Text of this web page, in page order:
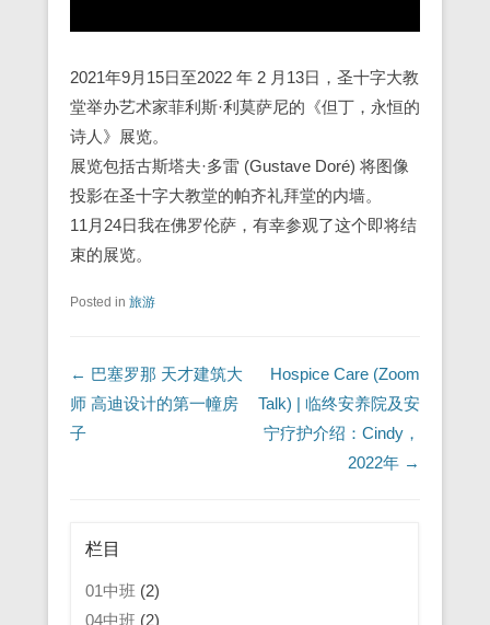
2021年9月15日至2022 年 2 月13日，圣十字大教
堂举办艺术家菲利斯·利莫萨尼的《但丁，永恒的
诗人》展览。
展览包括古斯塔夫·多雷 (Gustave Doré) 将图像
投影在圣十字大教堂的帕齐礼拜堂的内墙。
11月24日我在佛罗伦萨，有幸参观了这个即将结
束的展览。
Posted in 旅游
Post navigation
← 巴塞罗那 天才建筑大
师 高迪设计的第一幢房
子
Hospice Care (Zoom
Talk) | 临终安养院及安
宁疗护介绍：Cindy，
2022年 →
栏目
01中班 (2)
04中班 (2)